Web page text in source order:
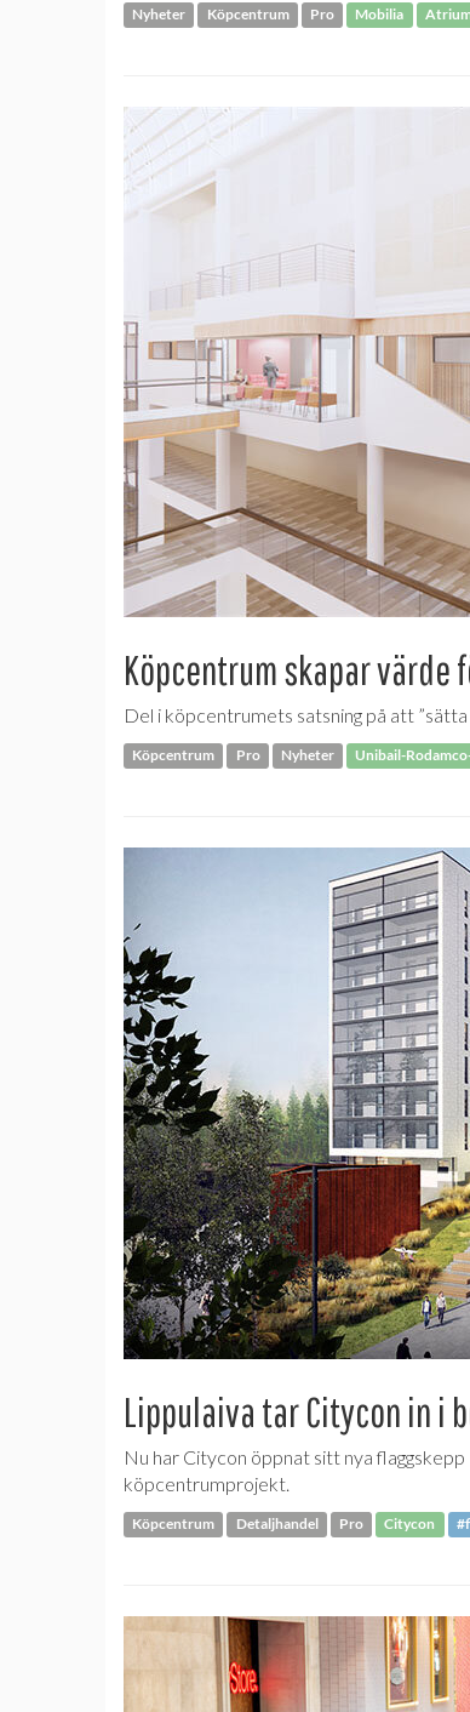
Nyheter Köpcentrum Pro Mobilia
Köpcentrum skapar värde
Del i köpcentrumets satsning på att
Köpcentrum Pro Nyheter Unibail-
Lippulaiva tar Citycon in i
Nu har Citycon öppnat sitt nya
köpcentrumprojekt.
Köpcentrum Detaljhandel Pro Citycon